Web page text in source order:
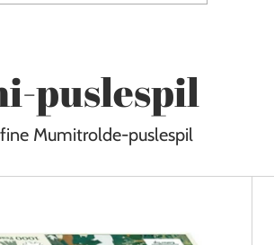
puslespil
Mumitrolde-puslespil